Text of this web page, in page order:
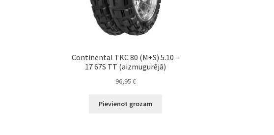
Continental TKC 80 (M+S) 5.10 –
17 67S TT (aizmugurējā)
96,95 €
Pievienot grozam